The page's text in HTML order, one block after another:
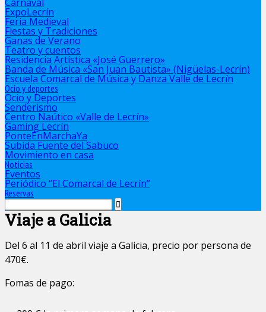
ExpoLecrín
Feria Medieval
Fiestas y Tradiciones
Ganas de Verano
Teatro y cuentos
Residencia Artística «José Guerrero»
Banda de Música «San Juan Bautista» (Nigüelas-Lecrín)
Escuela Comarcal de Música y Danza Valle de Lecrín
Ocio y deportes
Ocio y Deportes
Senderismo
Centro Naútico «Valle de Lecrín»
Gaming Lecrín
PonteEnMarchaYa
Subida Fuente del Sabuco
Movimiento en casa
Noticias
Eventos
Periódico “El Comarcal de Lecrín”
Reservas
Viaje a Galicia
Del 6 al 11 de abril viaje a Galicia, precio por persona de
470€.
Fomas de pago: